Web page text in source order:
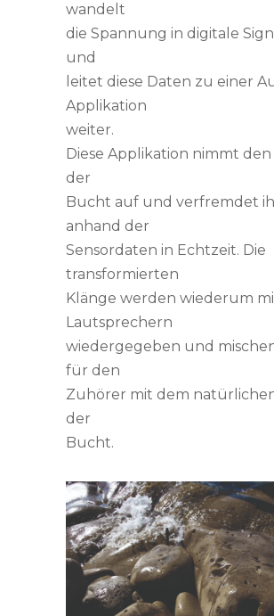
wandelt
die Spannung in digitale
und
leitet diese Daten zu einer
Applikation
weiter.
Diese Applikation nimmt
der
Bucht auf und verfremdet
anhand der
Sensordaten in Echtzeit. Die
transformierten
Klänge werden wiederum
Lautsprechern
wiedergegeben und
für den
Zuhörer mit dem
der
Bucht.